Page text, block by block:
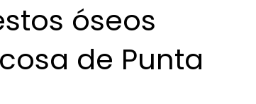
óseos
de Punta